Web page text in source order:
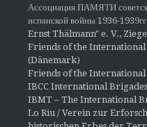
Ассоциация ПАМЯТИ
испанской войны 1936-
Ernst Thälmann" e. V.,
Friends of the International
(Dänemark)
Friends of the
IBCC International
IBMT – The International
Lo Riu / Verein zur